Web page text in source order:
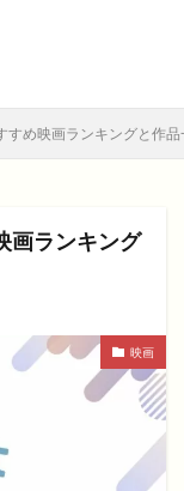
すめ映画ランキングと作
画ランキング
映画
ョン
アニメ
画
ホラー